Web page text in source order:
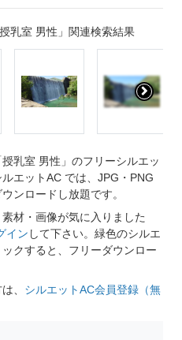
乳室 男性」関連検索結果
乳室 男性」のフリーシルエッ
エットAC では、JPG・PNG
ンロードし放題です。
材・画像が気に入りました
イン して下さい。緑色のシルエ
クすると、フリーダウンロー
、 シルエットAC会員登録（無